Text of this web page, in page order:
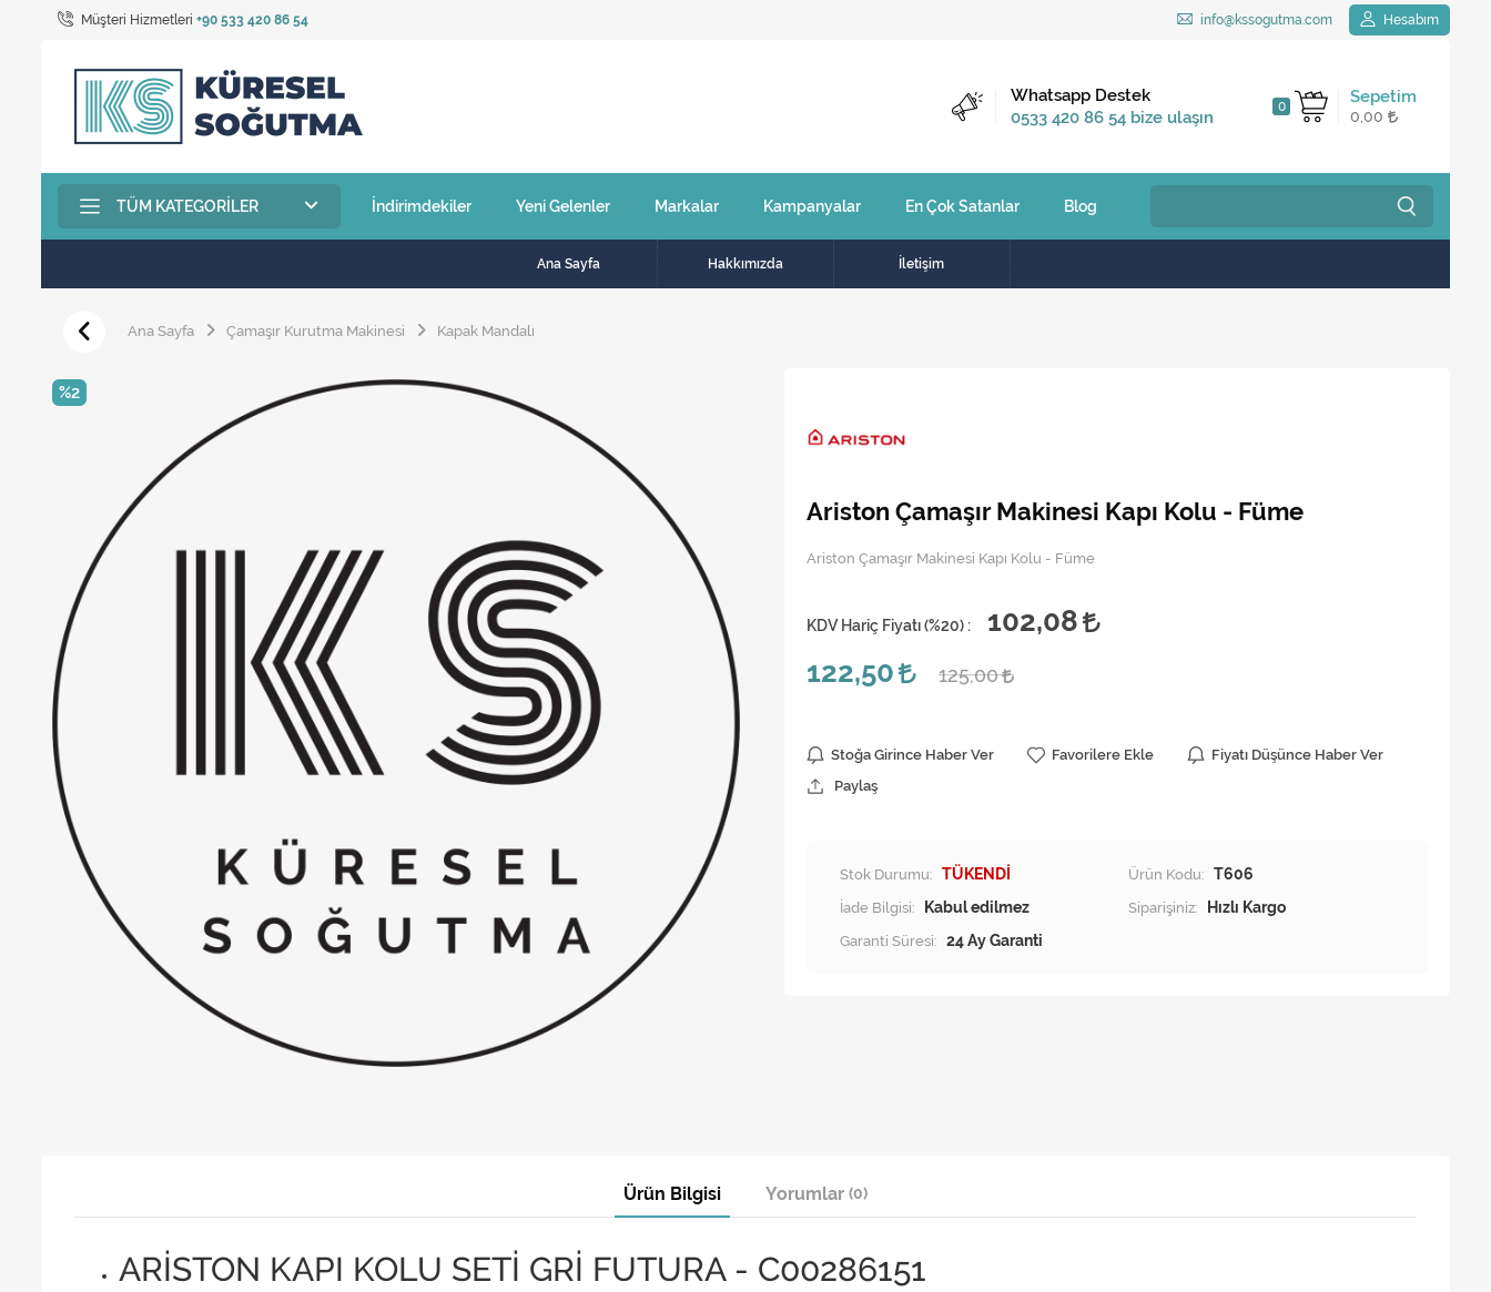
Müşteri Hizmetleri +90 533 420 86 54 info@kssogutma.com Hesabım
Sepetim
0
0,00
Kargo Bedava
2.500 TL ve üzeri
Whatsapp Destek
0533 420 86 54 bize ulaşın
TÜM KATEGORILER İndirimdekiler Yeni Gelenler Markalar Kampanyalar En Çok Satanlar Blog
Ana Sayfa Hakkımızda İletişim
Ana Sayfa Çamaşır Kurutma Makinesi Kapak Mandalı
%2
Ariston Çamaşır Makinesi Kapı Kolu - Füme
Ariston Çamaşır Makinesi Kapı Kolu - Füme
KDV Hariç Fiyatı (%20) :
102,08
122,50
125,00
Stoğa Girince Haber Ver Favorilere Ekle
Fiyatı Düşünce Haber Ver
Paylaş
Stok Durumu: TÜKENDİ Ürün Kodu: T606
İade Bilgisi:
Siparişiniz:
Hızlı Kargo
Garanti Süresi: 24 Ay Garanti
Ürün Bilgisi Yorumlar (0)
ARİSTON KAPI KOLU SETİ GRİ FUTURA - C00286151